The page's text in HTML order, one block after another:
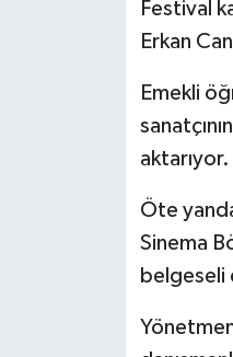
Festival
Erkan
Emekli
aktarıyor.
Öte
Sinema
belgeseli
TEKNOLOJİ
ÜLKE GÜNDEMİ
Yerel Haberler